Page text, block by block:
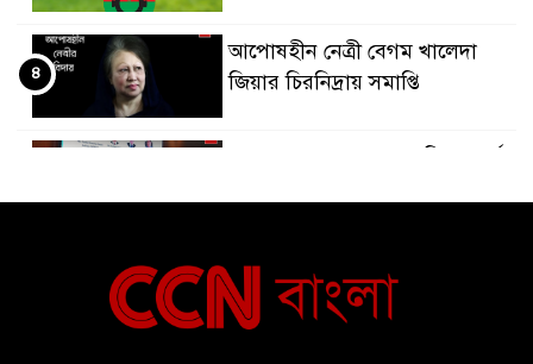
আপোষহীন নেত্রী বেগম খালেদা
জিয়ার চিরনিদ্রায় সমাপ্তি
৪
জাপান-বাংলাদেশ সহযোগিতা কার্বন
বাংলাদেশ ও কুয়েত: সেনাপ্রধান এবং
সহ-পররাষ্ট্রমন্ত্রীর সৌজন্য সাক্ষাৎ